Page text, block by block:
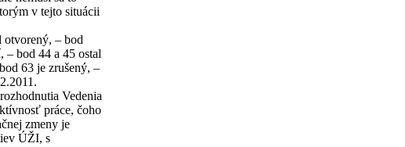
v tejto situácii
otvorený, – bod
– bod 44 a 45 ostal
63 je zrušený, –
Vedenia
práce, čoho
zmeny je
ÚŽI, s